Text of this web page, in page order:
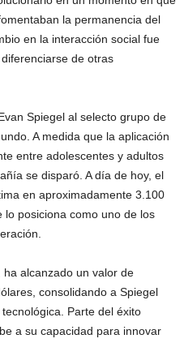
la permanencia del
en la interacción social fue
de otras
Spiegel al selecto grupo de
A medida que la aplicación
entre adolescentes y adultos
se disparó. A día de hoy, el
en aproximadamente 3.100
lo posiciona como uno de los
alcanzado un valor de
consolidando a Spiegel
Parte del éxito
a su capacidad para innovar